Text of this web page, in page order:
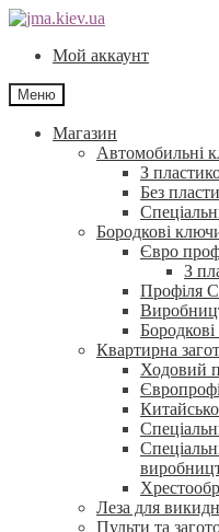
Перейти
навігації
Перейти
контентуМой аккаунт
Меню
Магазин
Автомобильні
З
Без
Бородкові
Євро
З
Профіля
Квартирна
Ходовий
Леза для
Пульти та